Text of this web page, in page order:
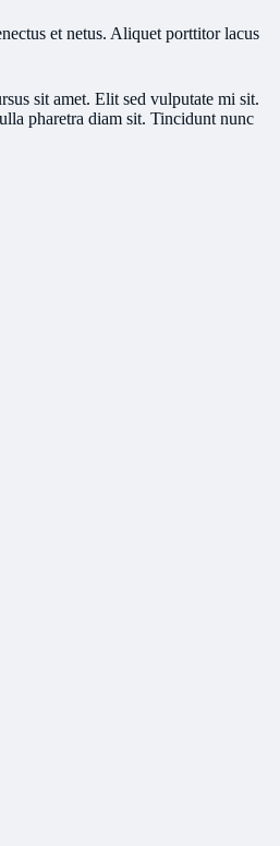
et netus. Aliquet porttitor lacus
sit amet. Elit sed vulputate mi sit.
pharetra diam sit. Tincidunt nunc